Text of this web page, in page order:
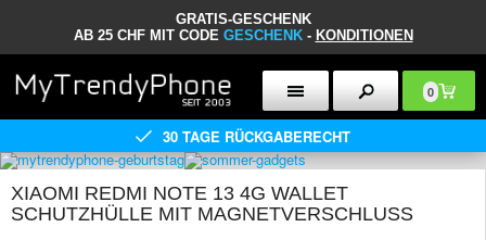
GRATIS-GESCHENK
AB 25 CHF MIT CODE GESCHENK- KONDITIONEN
0
30 TAGE RÜCKGABERECHT
XIAOMI REDMI NOTE 13 4G WALLET
SCHUTZHÜLLE MIT MAGNETVERSCHLUSS